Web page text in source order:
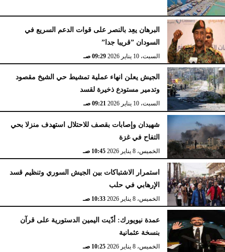
البرهان يعِد بالنصر على قوات الدعم السريع في
السودان ”قريبا جدا”
السبت، 10 يناير 2026 09:29 صـ
الجيش يعلن انهاء عملية تمشيط حي الشيخ مقصود
وتدمير مستودع ذخيرة لقسد
السبت، 10 يناير 2026 09:21 صـ
شهيدان وإصابات بقصف للاحتلال استهدف منزلا بحي
التفاح في غزة
الخميس، 8 يناير 2026 10:45 صـ
استمرار الاشتباكات بين الجيش السوري وتنظيم قسد
الإرهابي في حلب
الخميس، 8 يناير 2026 10:33 صـ
عمدة نيويورك: أدّيت اليمين الدستورية على قرآن
بنسخة عثمانية
الخميس، 8 يناير 2026 10:25 صـ